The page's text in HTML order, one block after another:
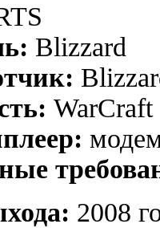
Blizzard
WarCraft
2008